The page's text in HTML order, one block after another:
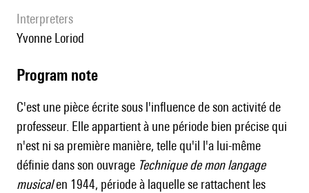
interpreters
Yvonne Loriod
Program note
C'est une pièce écrite sous l'influence de son activité de
professeur. Elle appartient à une période bien précise qui
n'est ni sa première manière, telle qu'il l'a lui-même
définie dans son ouvrage Technique de mon langage
musicalen 1944, période à laquelle se rattachent les